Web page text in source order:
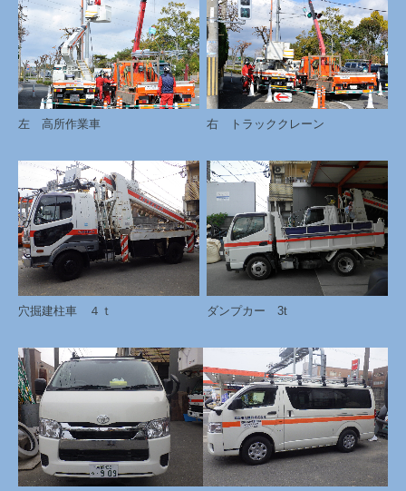
左 高所作業車 右 トラッククレーン
穴掘建柱車 ４ｔ ダンプカー 3t